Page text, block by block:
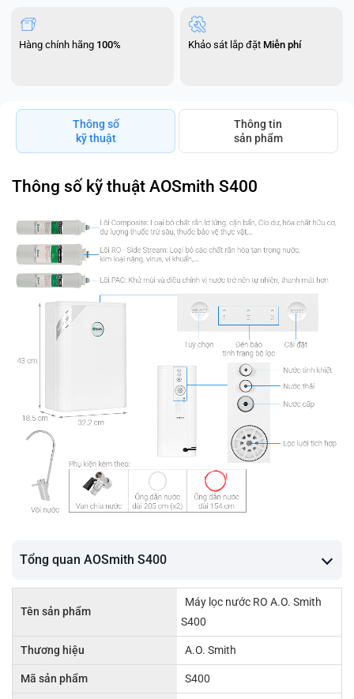
Hàng chính hãng 100% Khảo sát lắp đặt Miễn phí
Thông số
kỹ thuật
Thông tin
sản phẩm
Thông số kỹ thuật AOSmith S400
Tổng quan AOSmith S400
Tên sản phẩm
Máy lọc nước RO A.O. Smith
S400
Thương hiệu A.O. Smith
Mã sản phẩm S400